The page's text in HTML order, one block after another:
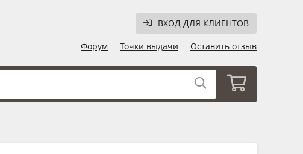
ВХОД ДЛЯ КЛИЕНТОВ
Форум
Точки выдачи Оставить отзыв